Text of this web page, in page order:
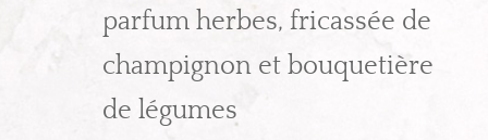
parfum herbes, fricassée de
champignon et bouquetière
de légumes